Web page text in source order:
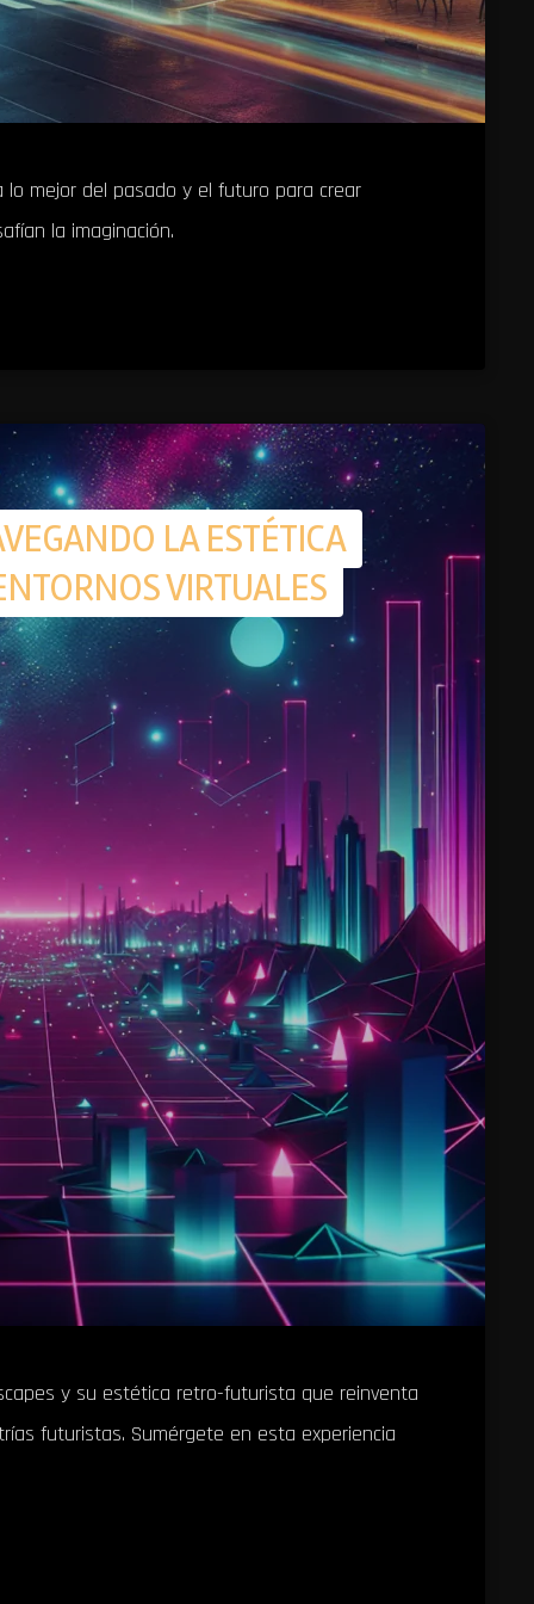
mejor del pasado y el futuro para crear
la imaginación.
LA ESTÉTICA
VIRTUALES
y su estética retro-futurista que reinventa
futuristas. Sumérgete en esta experiencia